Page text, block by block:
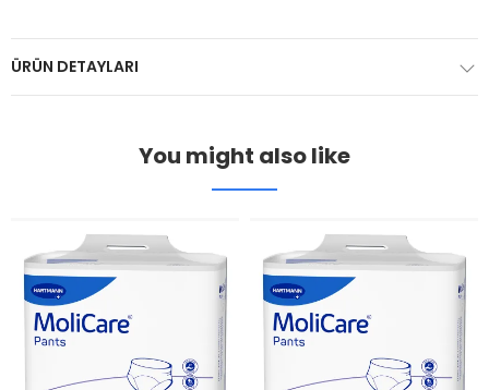
ÜRÜN DETAYLARI
You might also like